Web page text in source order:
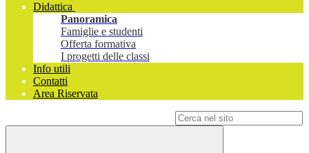
Didattica
Panoramica
Famiglie e studenti
Offerta formativa
I progetti delle classi
Info utili
Contatti
Area Riservata